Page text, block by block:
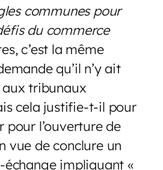
communes pour
du commerce
c’est la même
qu’il n’y ait
aux tribunaux
cela justifie-t-il pour
l’ouverture de
vue de conclure un
impliquant «